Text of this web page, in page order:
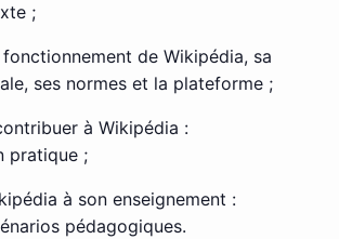
;
de Wikipédia, sa
ses normes et la plateforme ;
à Wikipédia :
pratique ;
à son enseignement :
pédagogiques.